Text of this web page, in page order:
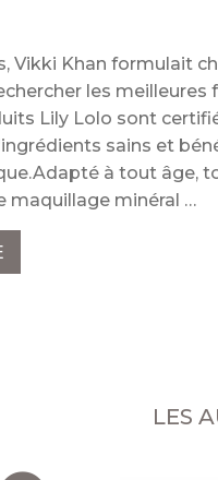
Vikki Khan formulait
les
Lily Lolo sont
sains et
à tout âge,
maquillage minéral
LES